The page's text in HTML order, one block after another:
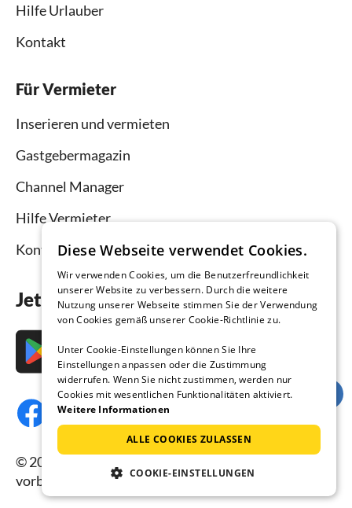
Hilfe Urlauber
Kontakt
Für Vermieter
Inserieren und vermieten
Gastgebermagazin
Channel Manager
Hilfe Vermieter
Kontakt
Jetzt die App downloaden
© 2026 Ferienhausmiete.de, alle Rechte
vorbehalten.
Diese Webseite verwendet Cookies.
Wir verwenden Cookies, um die Benutzerfreundlichkeit
unserer Website zu verbessern. Durch die weitere
Nutzung unserer Webseite stimmen Sie der Verwendung
von Cookies gemäß unserer Cookie-Richtlinie zu.
Unter Cookie-Einstellungen können Sie Ihre
Einstellungen anpassen oder die Zustimmung
widerrufen. Wenn Sie nicht zustimmen, werden nur
Cookies mit wesentlichen Funktionalitäten aktiviert.
Weitere Informationen
ALLE COOKIES ZULASSEN
COOKIE-EINSTELLUNGEN